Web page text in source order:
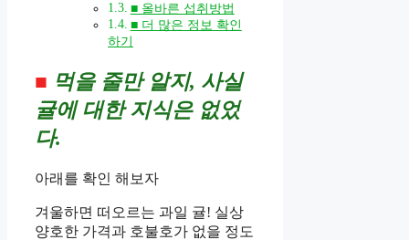
■ 올바른 섭취방법
■ 더 많은 정보 확인
하기
■ 먹을 줄만 알지, 사실
귤에 대한 지식은 없었
다.
아래를 확인 해보자
겨울하면 떠오르는 과일 귤! 실상
양호한 가격과 호불호가 없을 정도